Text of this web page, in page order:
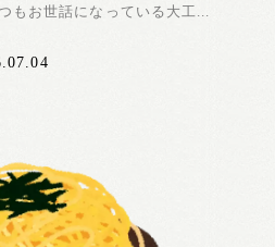
もお世話になっている大工...